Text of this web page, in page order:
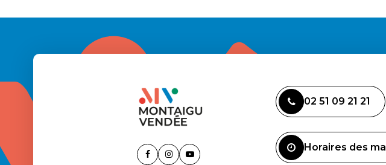
Lien Lien Lien
02 51 09 21 21
Horaires des